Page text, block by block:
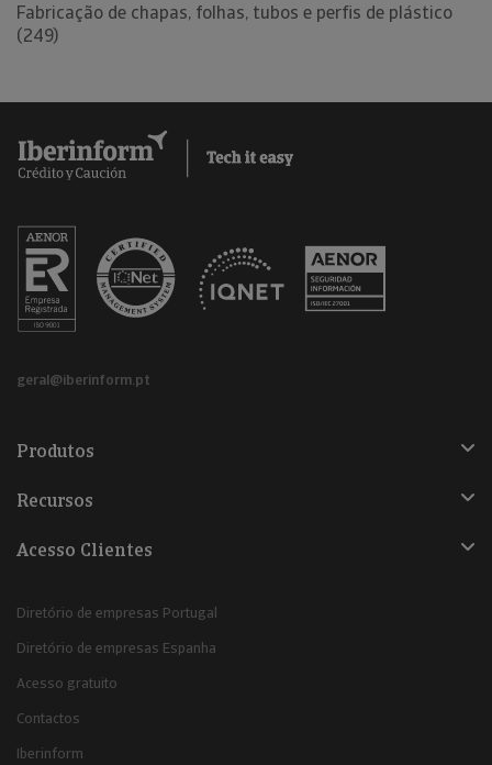
Fabricação de chapas, folhas, tubos e perfis de plástico
(249)
geral@iberinform.pt
Produtos
Recursos
Acesso Clientes
Diretório de empresas Portugal
Diretório de empresas Espanha
Acesso gratuito
Contactos
Iberinform